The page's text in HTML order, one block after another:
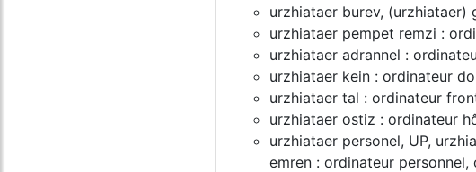
urzhiataer burev,
urzhiataer pempet remzi :
urzhiataer adrannel :
urzhiataer kein : ordinateur
urzhiataer tal : ordinateur
urzhiataer ostiz : ordinateur
urzhiataer personel, UP,
emren : ordinateur